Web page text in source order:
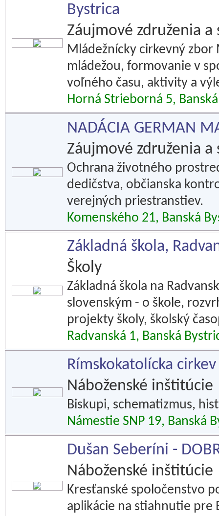
Bystrica
Záujmové združenia a
Mládežnícky cirkevný zbor
mládežou, formovanie v
voľného času, aktivity a
Horná Strieborná 5,
NADÁCIA GERMAN
Záujmové združenia a
Ochrana životného
dedičstva, občianska
verejných priestranstiev.
Komenského 21, Banská
Základná škola,
Školy
Základná škola na
slovenským - o škole,
projekty školy, školský
Radvanská 1, Banská
Rímskokatolícka
Náboženské inštitúcie
Biskupi, schematizmus,
Námestie SNP 19, Banská
Dušan Seberíni -
Náboženské inštitúcie
Kresťanské spoločenstvo
aplikácie na stiahnutie pre